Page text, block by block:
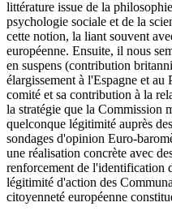
littérature issue de la
psychologie sociale et de la
cette notion, la liant souvent
européenne. Ensuite, il nous
en suspens (contribution
élargissement à l'Espagne et
comité et sa contribution à la
la stratégie que la Commission
quelconque légitimité auprès
sondages d'opinion Euro-
une réalisation concrète avec
renforcement de l'identification
légitimité d'action des
citoyenneté européenne